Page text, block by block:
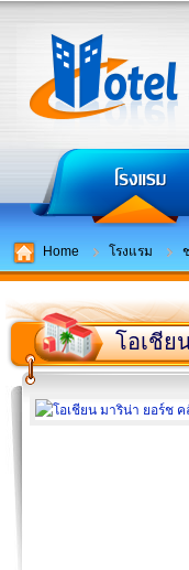
Home โรงแรม
โอเชีย